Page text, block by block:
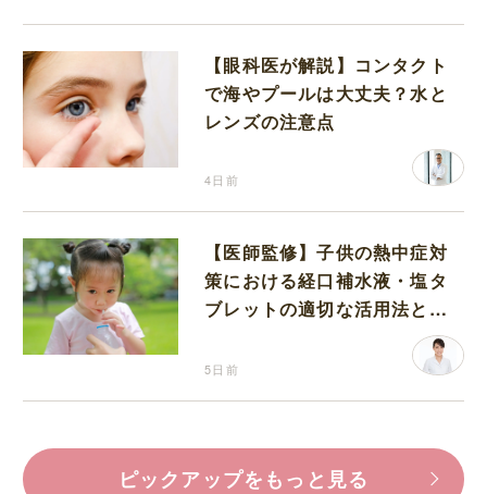
【眼科医が解説】コンタクト
で海やプールは大丈夫？水と
レンズの注意点
4日前
【医師監修】子供の熱中症対
策における経口補水液・塩タ
ブレットの適切な活用法と水
5日前
ピックアップをもっと見る